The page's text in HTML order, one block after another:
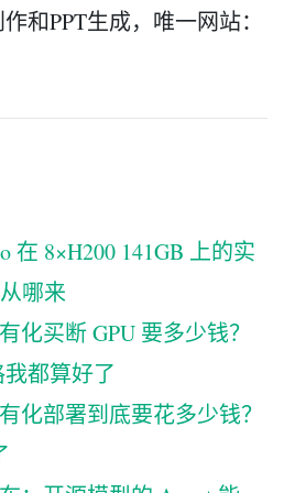
和PPT生成，唯一网站：
在 8×H200 141GB 上的实
哪来
化买断 GPU 要多少钱？
都算好了
化部署到底要花多少钱？